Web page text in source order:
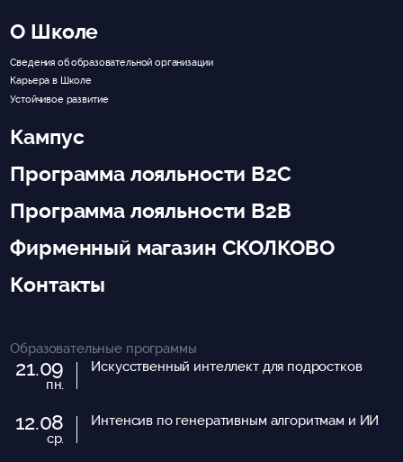
О Школе
Сведения об образовательной организации
Карьера в Школе
Устойчивое развитие
Кампус
Программа лояльности B2C
Программа лояльности B2B
Фирменный магазин СКОЛКОВО
Контакты
Образовательные программы
21.09
пн.
Искусственный интеллект для подростков
12.08
ср.
Интенсив по генеративным алгоритмам и ИИ